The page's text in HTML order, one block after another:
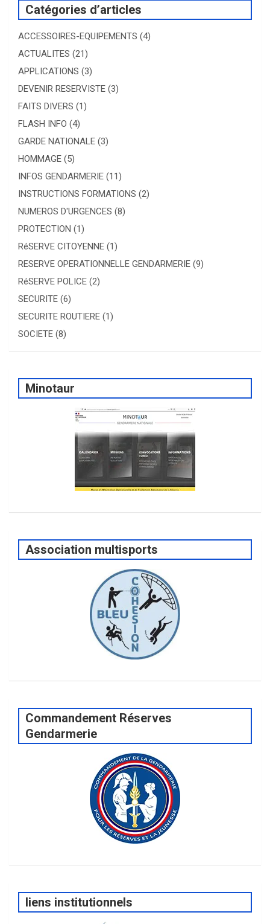
Catégories d’articles
ACCESSOIRES-EQUIPEMENTS (4)
ACTUALITES (21)
APPLICATIONS (3)
DEVENIR RESERVISTE (3)
FAITS DIVERS (1)
FLASH INFO (4)
GARDE NATIONALE (3)
HOMMAGE (5)
INFOS GENDARMERIE (11)
INSTRUCTIONS FORMATIONS (2)
NUMEROS D'URGENCES (8)
PROTECTION (1)
RéSERVE CITOYENNE (1)
RESERVE OPERATIONNELLE GENDARMERIE (9)
RéSERVE POLICE (2)
SECURITE (6)
SECURITE ROUTIERE (1)
SOCIETE (8)
Minotaur
Association multisports
Commandement Réserves
Gendarmerie
liens institutionnels